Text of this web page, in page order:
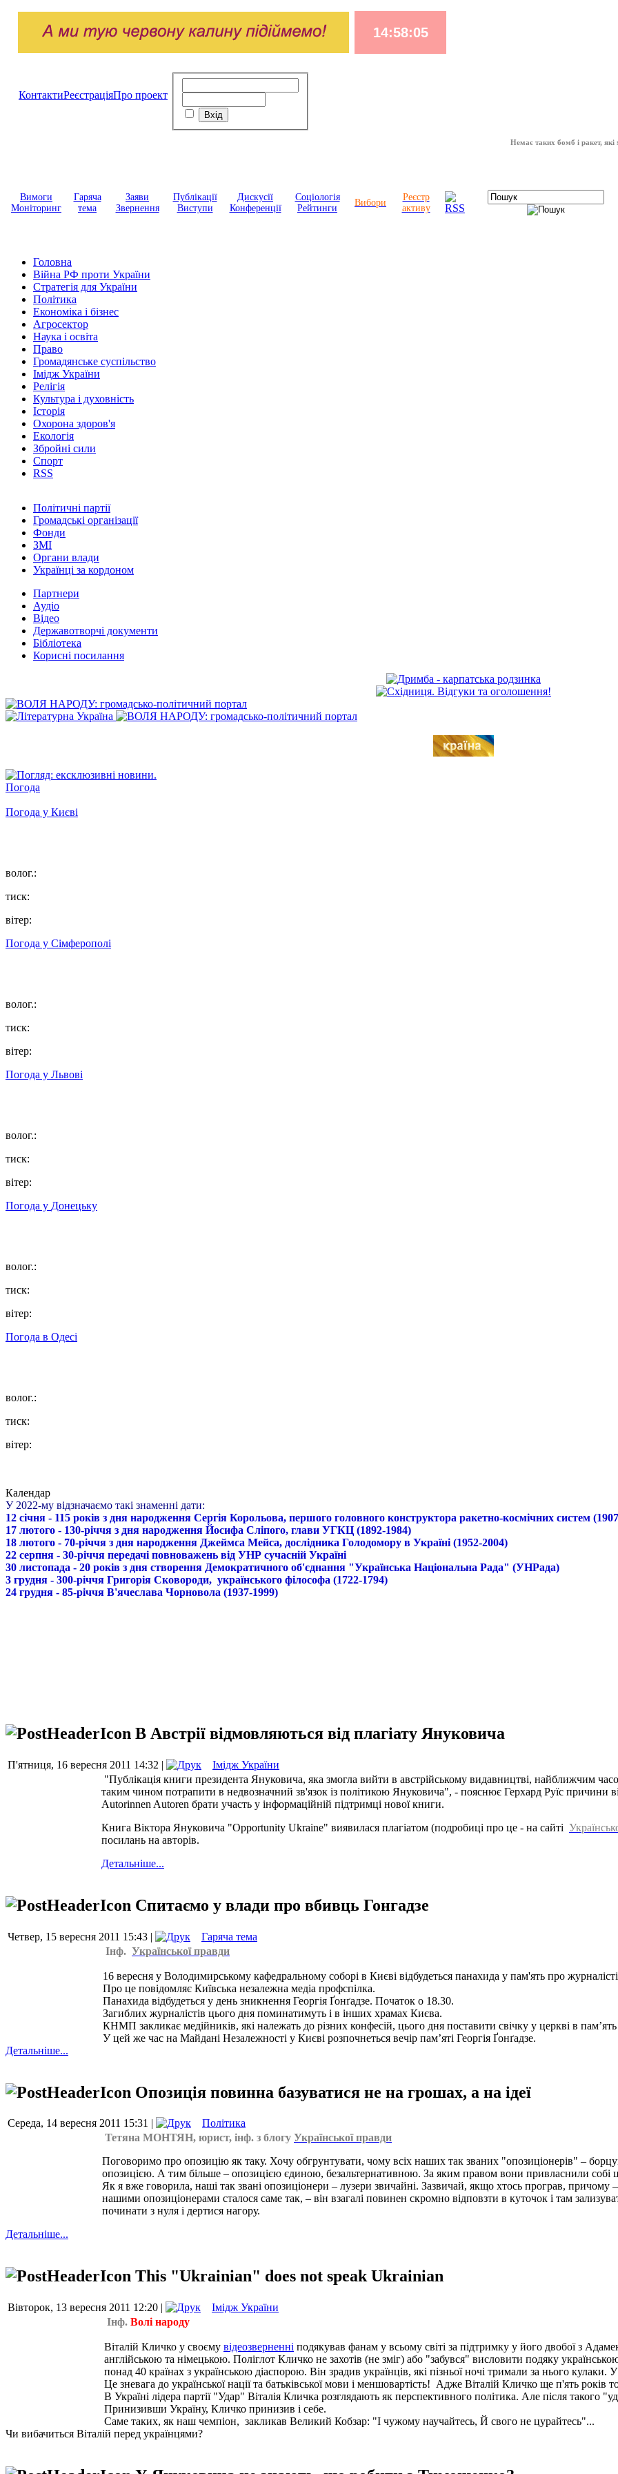
КонтактиРеєстраціяПро проект
Немає таких бомб і ракет, які
Вимоги
Моніторинг
Гаряча
тема
Заяви
Звернення
Публікації
Виступи
Дискусії
Конференції
Соціологія
Рейтинги
Вибори
Реєстр
активу
Головна
Війна РФ проти України
Стратегія для України
Політика
Економіка і бізнес
Агросектор
Наука і освіта
Право
Громадянське суспільство
Імідж України
Релігія
Культура і духовність
Історія
Охорона здоров'я
Екологія
Збройні сили
Спорт
RSS
Політичні партії
Громадські організації
Фонди
ЗМІ
Органи влади
Українці за кордоном
Партнери
Аудіо
Відео
Державотворчі документи
Бібліотека
Корисні посилання
Погода
Погода у Києві
волог.:
тиск:
вітер:
Погода у Сімферополі
волог.:
тиск:
вітер:
Погода у Львові
волог.:
тиск:
вітер:
Погода у Донецьку
волог.:
тиск:
вітер:
Погода в Одесі
волог.:
тиск:
вітер:
Календар
У 2022-му відзначаємо такі знаменні дати:
12 січня - 115 років з дня народження Сергія Корольова, першого головного конструктора ракетно-космічних систем
17 лютого - 130-річчя з дня народження Йосифа Сліпого, глави УГКЦ (1892-1984)
18 лютого - 70-річчя з дня народження Джеймса Мейса, дослідника Голодомору в Україні (1952-2004)
22 серпня - 30-річчя передачі повноважень від УНР сучасній Україні
30 листопада - 20 років з дня створення Демократичного об'єднання "Українська Національна Рада" (УНРада)
3 грудня - 300-річчя Григорія Сковороди, українського філософа (1722-1794)
24 грудня - 85-річчя В'ячеслава Чорновола (1937-1999)
В Австрії відмовляються від плагіату Януковича
П'ятниця, 16 вересня 2011 14:32 |
Імідж України
"Публікація книги президента Януковича, яка змогла вийти в австрійському видавництві, найближчим
таким чином потрапити в недвозначний зв'язок із політикою Януковича", - пояснює Герхард Руїс причини
Autorinnen Autoren брати участь у інформаційній підтримці нової книги.
Книга Віктора Януковича "Opportunity Ukraine" виявилася плагіатом (подробиці про це - на сайті
посилань на авторів.
Детальніше...
Спитаємо у влади про вбивць Гонгадзе
Четвер, 15 вересня 2011 15:43 |
Гаряча тема
Інф. Української правди
16 вересня у Володимирському кафедральному соборі в Києві відбудеться панахида у пам'ять про
Про це повідомляє Київська незалежна медіа профспілка.
Панахида відбудеться у день зникнення Георгія Ґонґадзе. Початок о 18.30.
Загиблих журналістів цього дня поминатимуть і в інших храмах Києва.
КНМП закликає медійників, які належать до різних конфесій, цього дня поставити свічку у церкві в пам’ять
У цей же час на Майдані Незалежності у Києві розпочнеться вечір пам’яті Георгія Ґонґадзе.
Детальніше...
Опозиція повинна базуватися не на грошах, а на ідеї
Середа, 14 вересня 2011 15:31 |
Політика
Тетяна МОНТЯН, юрист, інф. з блогу Української правди
Поговоримо про опозицію як таку. Хочу обгрунтувати, чому всіх наших так званих "опозиціонерів" –
опозицією. А тим більше – опозицією єдиною, безальтернативною. За яким правом вони привласнили собі
Як я вже говорила, наші так звані опозиціонери – лузери звичайні. Зазвичай, якщо хтось програв, причому
нашими опозиціонерами сталося саме так, – він взагалі повинен скромно відповзти в куточок і там
починати з нуля і дертися нагору.
Детальніше...
This "Ukrainian" does not speak Ukrainian
Вівторок, 13 вересня 2011 12:20 |
Імідж України
Інф. Волі народу
Віталій Кличко у своєму відеозверненні подякував фанам у всьому світі за підтримку у його двобої з
англійською та німецькою. Поліглот Кличко не захотів (не зміг) або "забувся" висловити подяку
понад 40 країнах з українською діаспорою. Він зрадив українців, які пізньої ночі тримали за нього
Це зневага до української нації та батьківської мови і меншовартість! Адже Віталій Кличко ще п'ять років
В Україні лідера партії "Удар" Віталія Кличка розглядають як перспективного політика. Але після такого
Принизивши Україну, Кличко принизив і себе.
Саме таких, як наш чемпіон, закликав Великий Кобзар: "І чужому научайтесь, Й свого не цурайтесь"...
Чи вибачиться Віталій перед українцями?